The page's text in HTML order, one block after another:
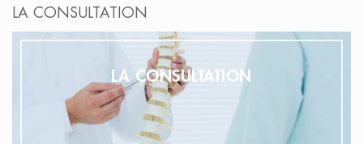
LA CONSULTATION
LA CONSULTATION